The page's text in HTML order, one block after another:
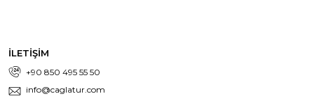
İLETİŞİM
+90 850 495 55 50
info@caglatur.com